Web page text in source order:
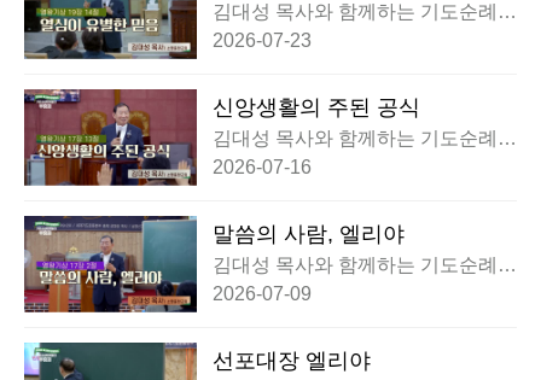
김대성 목사와 함께하는 기도순례대
행전 부흥회
2026-07-23
신앙생활의 주된 공식
김대성 목사와 함께하는 기도순례대
행전 부흥회
2026-07-16
말씀의 사람, 엘리야
김대성 목사와 함께하는 기도순례대
행전 부흥회
2026-07-09
선포대장 엘리야